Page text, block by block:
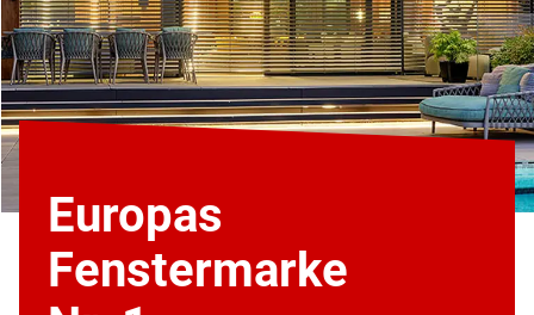
Europas
Fenstermarke